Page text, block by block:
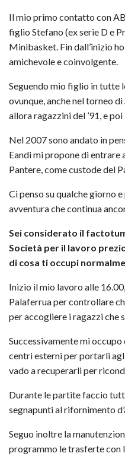
Il mio primo contatto con
figlio Stefano (ex serie D e
Minibasket. Fin dall’inizio
amichevole e coinvolgente.
Seguendo mio figlio in tutte
ovunque, anche nel torneo
allora ragazzini del ’91, e poi
Nel 2007 sono andato in
Eandi mi propone di
Pantere, come custode del
Ci penso su qualche giorno
avventura che continua
Sei considerato il
Società per il lavoro
di cosa ti occupi
Inizio il mio lavoro alle
Palaferrua per controllare
per accogliere i ragazzi che
Successivamente mi
centri esterni per portarli
vado a recuperarli per
Durante le partite faccio
segnapunti al rifornimento
Seguo inoltre la
programmo le trasferte con